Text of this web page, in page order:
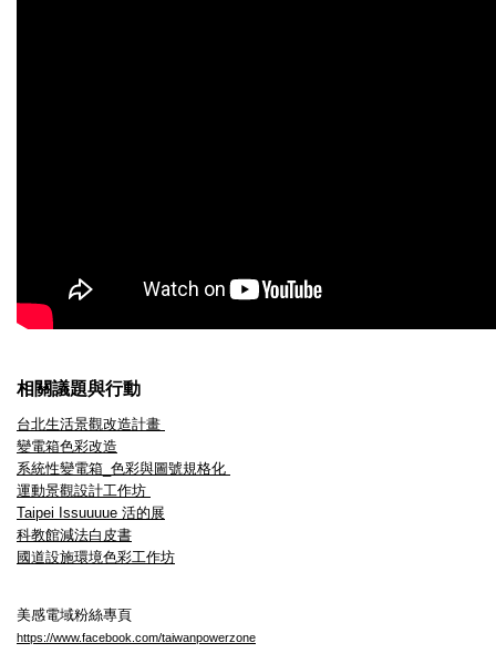
相關議題與行動
台北生活景觀改造計畫
變電箱色彩改造
系統性變電箱_色彩與圖號規格化
運動景觀設計工作坊
Taipei Issuuuue 活的展
科教館減法白皮書
國道設施環境色彩工作坊
美感電域粉絲專頁
https://www.facebook.com/taiwanpowerzone